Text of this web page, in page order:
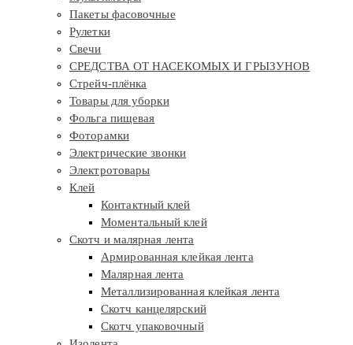
Пакеты фасовочные
Рулетки
Свечи
СРЕДСТВА ОТ НАСЕКОМЫХ И ГРЫЗУНОВ
Стрейч-плёнка
Товары для уборки
Фольга пищевая
Фоторамки
Электрические звонки
Электротовары
Клей
Контактный клей
Моментальный клей
Скотч и малярная лента
Армированная клейкая лента
Малярная лента
Металлизированная клейкая лента
Скотч канцелярский
Скотч упаковочный